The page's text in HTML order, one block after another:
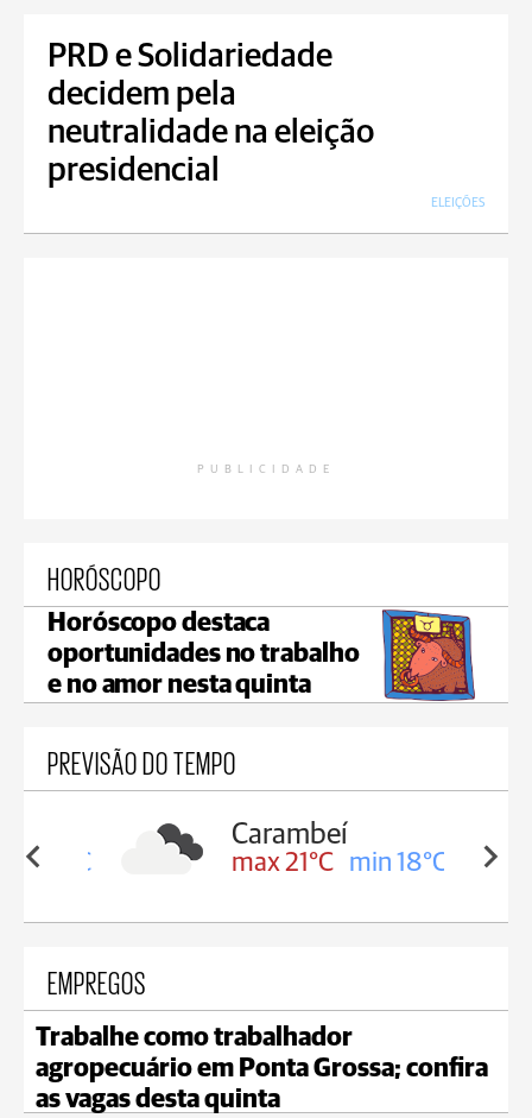
PRD e Solidariedade
decidem pela
neutralidade na eleição
presidencial
ELEIÇÕES
PUBLICIDADE
HORÓSCOPO
Horóscopo destaca
oportunidades no trabalho
e no amor nesta quinta
PREVISÃO DO TEMPO
19°C
Carambeí
max 21°C min 18°C
EMPREGOS
Trabalhe como trabalhador
agropecuário em Ponta Grossa; confira
as vagas desta quinta